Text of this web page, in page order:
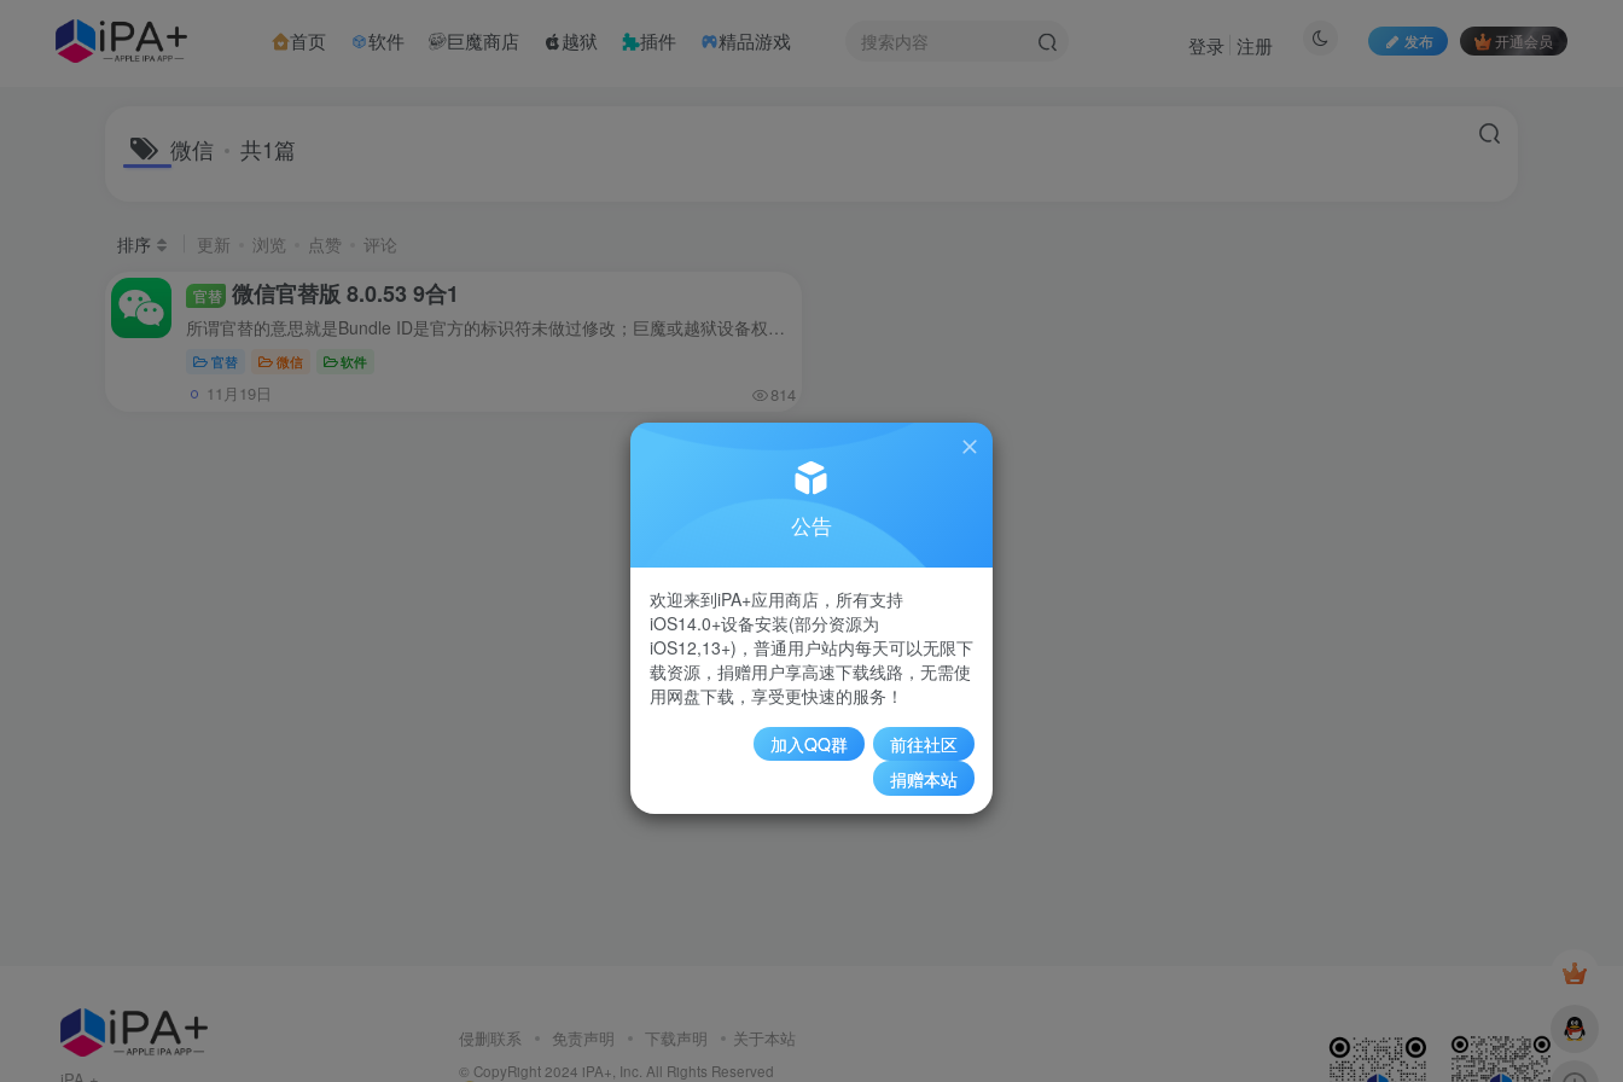
首页 软件 巨魔商店 越狱 插件 精品游戏 发布 开通会员
登录 注册
微信 共1篇
排序 更新 浏览 点赞 评论
官替 微信官替版 8.0.53 9合1
所谓官替的意思就是Bundle ID是官方的标识符未做过修改；巨魔或越狱设备权限大，安装后会提示覆盖商店版本，直接覆盖即可； 如果想多开可以自行重签名修改Bundle ID标识符打包后安装即是多开，...
官替 微信 软件
11月19日 814
侵删联系 免责声明 下载声明 关于本站
© CopyRight 2024 iPA+, Inc. All Rights Reserved
公告
欢迎来到iPA+应用商店，所有支持
iOS14.0+设备安装(部分资源为
iOS12,13+)，普通用户站内每天可以无限下
载资源，捐赠用户享高速下载线路，无需使
用网盘下载，享受更快速的服务！
加入QQ群
前往社区
捐赠本站